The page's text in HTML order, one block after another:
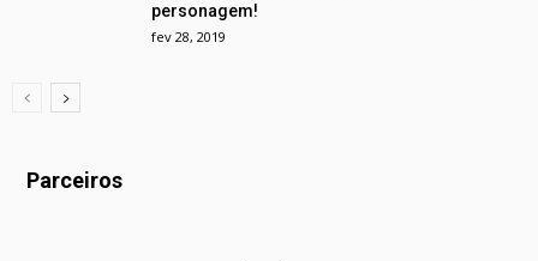
personagem!
fev 28, 2019
Parceiros